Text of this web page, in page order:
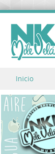
Skip to content
Inicio